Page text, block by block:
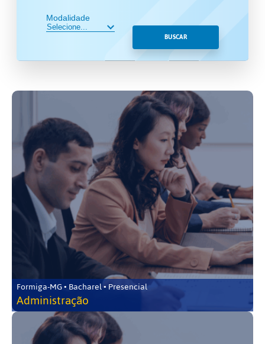
Modalidade
BUSCAR
Formiga-MG • Bacharel • Presencial
Administração